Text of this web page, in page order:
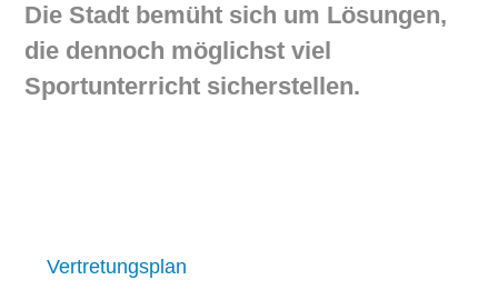
Die Stadt bemüht sich um Lösungen,
die dennoch möglichst viel
Sportunterricht sicherstellen.
Vertretungsplan